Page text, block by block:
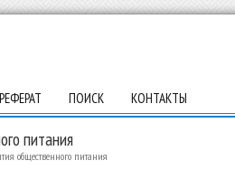
ПОИСК КОНТАКТЫ
питания
общественного питания